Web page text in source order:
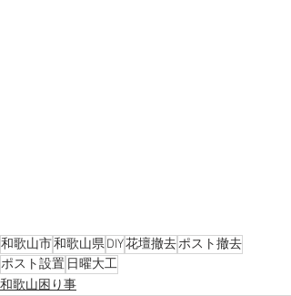
和歌山市和歌山県DIY花壇撤去ポスト撤去
ポスト設置 日曜大工
和歌山困り事